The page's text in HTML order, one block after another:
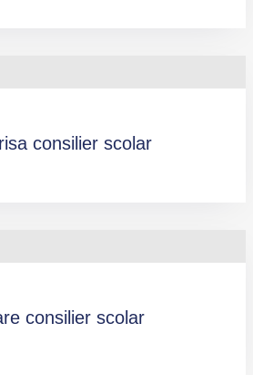
consilier scolar
consilier scolar